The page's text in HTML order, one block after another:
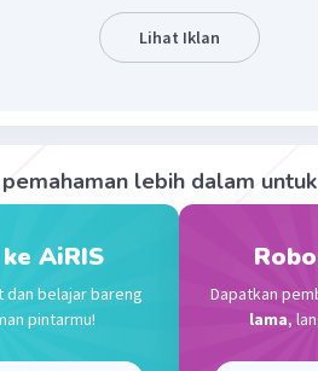
suku minangkabau, meskipun
suku Mandailing dan Suku Batak
Community Level 89
terverifikasi
Sumatera Barat dihuni oleh mayoritas
Lihat Iklan
lebih dalam
AiRIS
dan belajar bareng
pintarmu!
Dapatkan
lama,